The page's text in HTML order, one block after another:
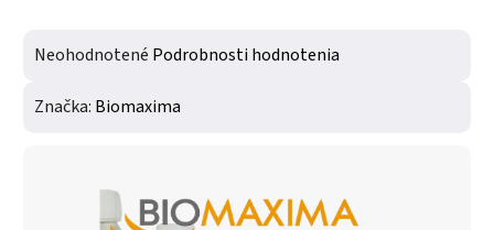
Priemerné hodnotenie produktu je 0,0 z 5 hviezdičiek.
Neohodnotené Podrobnosti hodnotenia
Značka: Biomaxima